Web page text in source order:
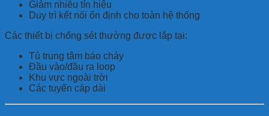
Giảm nhiễu tín hiệu
Duy trì kết nối ổn định cho toàn hệ thống
Các thiết bị chống sét thường được lắp tại:
Tủ trung tâm báo cháy
Đầu vào/đầu ra loop
Khu vực ngoài trời
Các tuyến cáp dài